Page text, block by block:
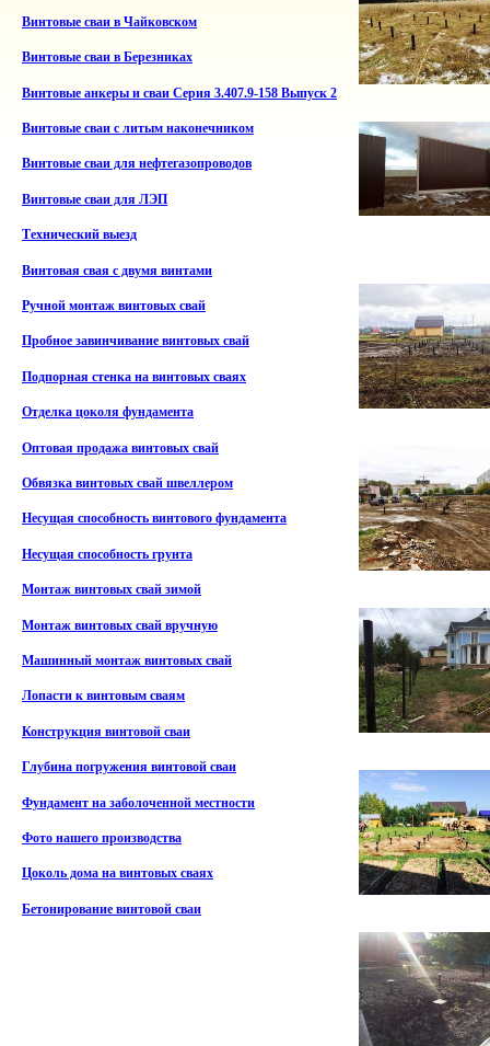
Винтовые сваи в Чайковском
Винтовые сваи в Березниках
Винтовые анкеры и сваи Серия 3.407.9-158 Выпуск 2
Винтовые сваи с литым наконечником
Винтовые сваи для нефтегазопроводов
Винтовые сваи для ЛЭП
Технический выезд
Винтовая свая с двумя винтами
Ручной монтаж винтовых свай
Пробное завинчивание винтовых свай
Подпорная стенка на винтовых сваях
Отделка цоколя фундамента
Оптовая продажа винтовых свай
Обвязка винтовых свай швеллером
Несущая способность винтового фундамента
Несущая способность грунта
Монтаж винтовых свай зимой
Монтаж винтовых свай вручную
Машинный монтаж винтовых свай
Лопасти к винтовым сваям
Конструкция винтовой сваи
Глубина погружения винтовой сваи
Фундамент на заболоченной местности
Фото нашего производства
Цоколь дома на винтовых сваях
Бетонирование винтовой сваи